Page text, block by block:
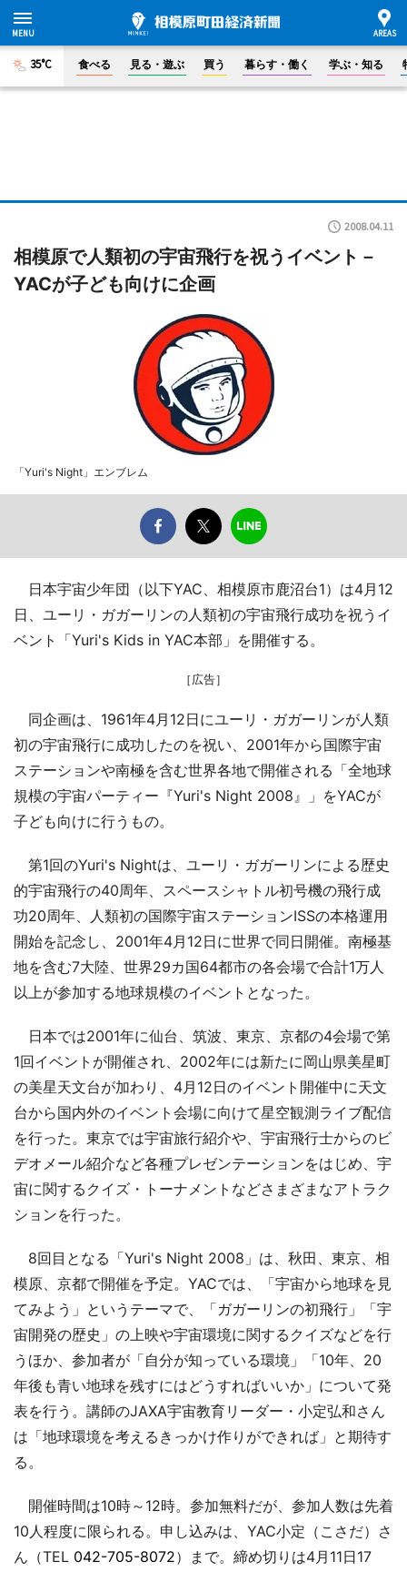
35°C 食べる 見る・遊ぶ 買う 暮らす・働く 学ぶ・知る
2008.04.11
相模原で人類初の宇宙飛行を祝うイベント－
YACが子ども向けに企画
「Yuri's Night」エンブレム
日本宇宙少年団（以下YAC、相模原市鹿沼台1）は4月12
日、ユーリ・ガガーリンの人類初の宇宙飛行成功を祝うイ
ベント「Yuri's Kids in YAC本部」を開催する。
［広告］
同企画は、1961年4月12日にユーリ・ガガーリンが人類
初の宇宙飛行に成功したのを祝い、2001年から国際宇宙
ステーションや南極を含む世界各地で開催される「全地球
規模の宇宙パーティー『Yuri's Night 2008』」をYACが
子ども向けに行うもの。
第1回のYuri's Nightは、ユーリ・ガガーリンによる歴史
的宇宙飛行の40周年、スペースシャトル初号機の飛行成
功20周年、人類初の国際宇宙ステーションISSの本格運用
開始を記念し、2001年4月12日に世界で同日開催。南極基
地を含む7大陸、世界29カ国64都市の各会場で合計1万人
以上が参加する地球規模のイベントとなった。
日本では2001年に仙台、筑波、東京、京都の4会場で第
1回イベントが開催され、2002年には新たに岡山県美星町
の美星天文台が加わり、4月12日のイベント開催中に天文
台から国内外のイベント会場に向けて星空観測ライブ配信
を行った。東京では宇宙旅行紹介や、宇宙飛行士からのビ
デオメール紹介など各種プレゼンテーションをはじめ、宇
宙に関するクイズ・トーナメントなどさまざまなアトラク
ションを行った。
8回目となる「Yuri's Night 2008」は、秋田、東京、相
模原、京都で開催を予定。YACでは、「宇宙から地球を見
てみよう」というテーマで、「ガガーリンの初飛行」「宇
宙開発の歴史」の上映や宇宙環境に関するクイズなどを行
うほか、参加者が「自分が知っている環境」「10年、20
年後も青い地球を残すにはどうすればいいか」について発
表を行う。講師のJAXA宇宙教育リーダー・小定弘和さん
は「地球環境を考えるきっかけ作りができれば」と期待す
る。
開催時間は10時～12時。参加無料だが、参加人数は先着
10人程度に限られる。申し込みは、YAC小定（こさだ）さ
ん（TEL 042-705-8072）まで。締め切りは4月11日17